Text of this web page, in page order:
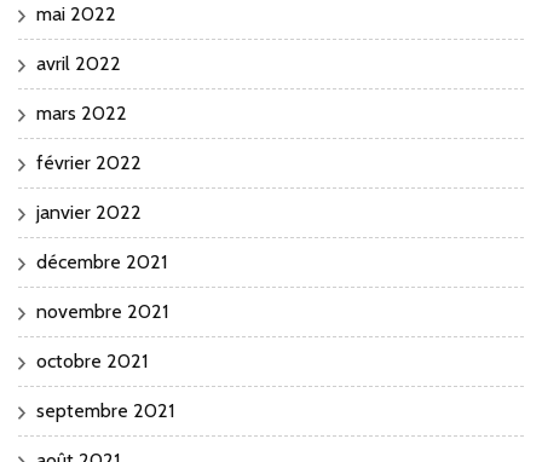
mai 2022
avril 2022
mars 2022
février 2022
janvier 2022
décembre 2021
novembre 2021
octobre 2021
septembre 2021